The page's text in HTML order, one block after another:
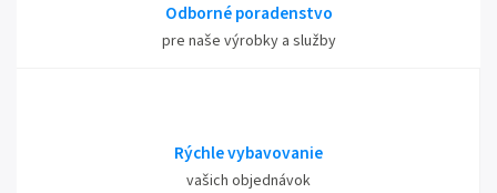
Odborné poradenstvo
pre naše výrobky a služby
Rýchle vybavovanie
vašich objednávok